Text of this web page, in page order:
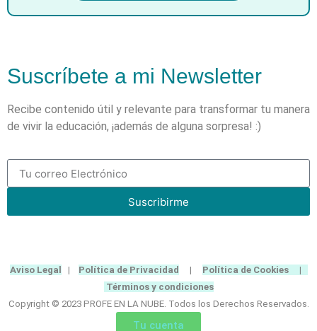
Suscríbete a mi Newsletter
Recibe contenido útil y relevante para transformar tu manera
de vivir la educación, ¡además de alguna sorpresa! :)
Suscribirme
Aviso Legal | Política de Privacidad | Política de Cookies
|
Términos y condiciones
Copyright © 2023 PROFE EN LA NUBE. Todos los Derechos Reservados.
Tu cuenta